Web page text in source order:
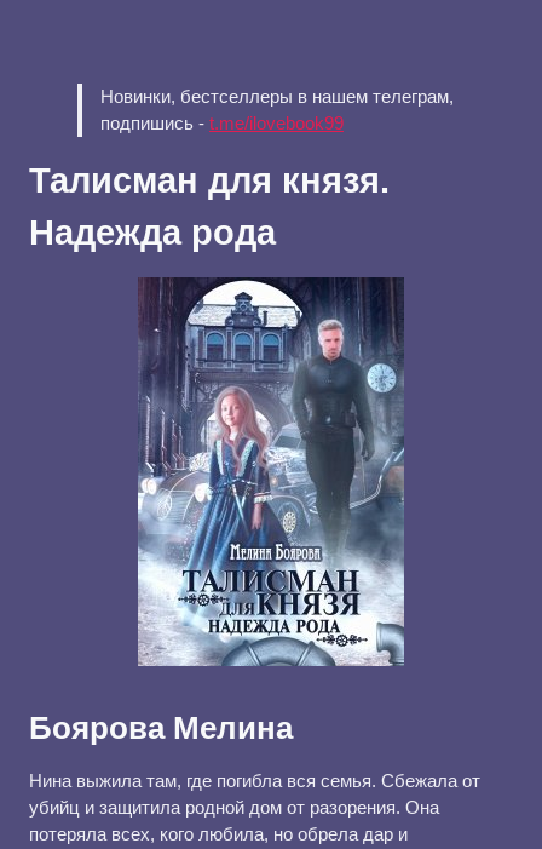
Новинки, бестселлеры в нашем телеграм,
подпишись - t.me/ilovebook99
Талисман для князя.
Надежда рода
Боярова Мелина
Нина выжила там, где погибла вся семья. Сбежала от
убийц и защитила родной дом от разорения. Она
потеряла всех, кого любила, но обрела дар и